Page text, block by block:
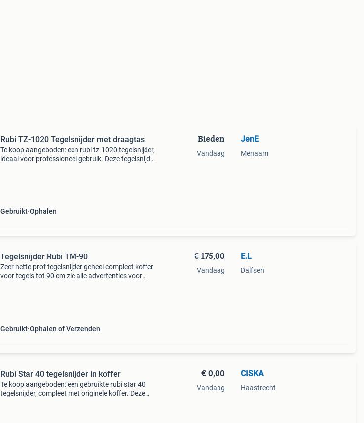
Rubi TZ-1020 Tegelsnijder met draagtas
Te koop aangeboden: een rubi tz-1020 tegelsnijder,
ideaal voor professioneel gebruik. Deze tegelsnijder
Gebruikt Ophalen
Bieden
Vandaag
JenE
Menaam
Tegelsnijder Rubi TM-90
Zeer nette prof tegelsnijder geheel compleet koffer
voor tegels tot 90 cm zie alle advertenties voor
Gebruikt Ophalen of Verzenden
€ 175,00
Vandaag
E.L
Dalfsen
Rubi Star 40 tegelsnijder in koffer
Te koop aangeboden: een gebruikte rubi star 40
tegelsnijder, compleet met originele koffer. Deze
€ 0,00
Vandaag
CISKA
Haastrecht